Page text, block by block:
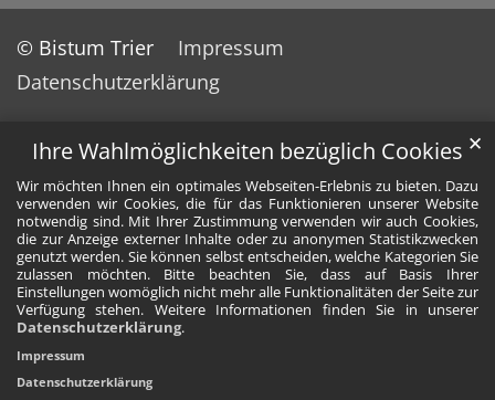
Ihre Wahlmöglichkeiten bezüglich Cookies
Wir möchten Ihnen ein optimales Webseiten-Erlebnis zu bieten. Dazu
verwenden wir Cookies, die für das Funktionieren unserer Website
notwendig sind. Mit Ihrer Zustimmung verwenden wir auch Cookies,
die zur Anzeige externer Inhalte oder zu anonymen Statistikzwecken
genutzt werden. Sie können selbst entscheiden, welche Kategorien Sie
zulassen möchten. Bitte beachten Sie, dass auf Basis Ihrer
Einstellungen womöglich nicht mehr alle Funktionalitäten der Seite zur
Verfügung stehen. Weitere Informationen finden Sie in unserer
Datenschutzerklärung.
✕
Impressum
Datenschutzerklärung
© Bistum Trier
Impressum
Datenschutzerklärung